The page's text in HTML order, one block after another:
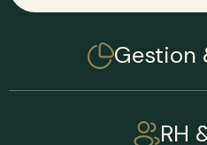
Gestion
RH